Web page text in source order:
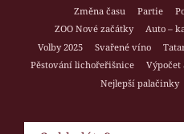
Změna času
Partie
ZOO Nové začátky
Auto –
Volby 2025
Svařené víno
Pěstování lichořeřišnice
Výpočet
Nejlepší palačinky